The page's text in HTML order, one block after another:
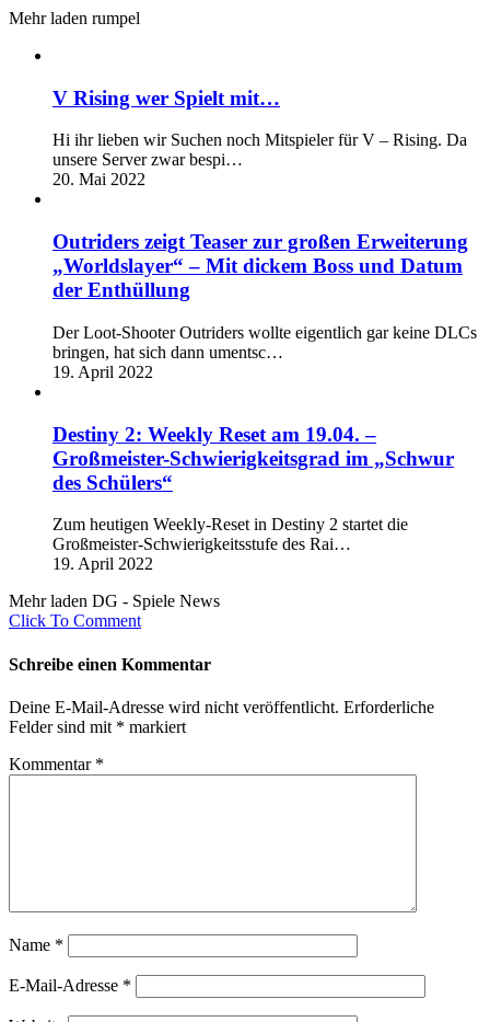
Mehr laden rumpel
V Rising wer Spielt mit…
Hi ihr lieben wir Suchen noch Mitspieler für V – Rising. Da
unsere Server zwar bespi…
20. Mai 2022
Outriders zeigt Teaser zur großen Erweiterung
„Worldslayer“ – Mit dickem Boss und Datum
der Enthüllung
Der Loot-Shooter Outriders wollte eigentlich gar keine DLCs
bringen, hat sich dann umentsc…
19. April 2022
Destiny 2: Weekly Reset am 19.04. –
Großmeister-Schwierigkeitsgrad im „Schwur
des Schülers“
Zum heutigen Weekly-Reset in Destiny 2 startet die
Großmeister-Schwierigkeitsstufe des Rai…
19. April 2022
Mehr laden DG - Spiele News
Click To Comment
Schreibe einen Kommentar
Deine E-Mail-Adresse wird nicht veröffentlicht. Erforderliche
Felder sind mit * markiert
Kommentar *
Name *
E-Mail-Adresse *